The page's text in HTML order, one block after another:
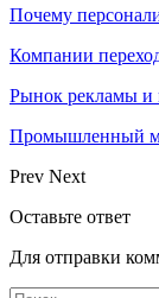
Почему
Компании
Рынок рекламы и
Промышленный
Prev Next
Оставьте ответ
Для отправки